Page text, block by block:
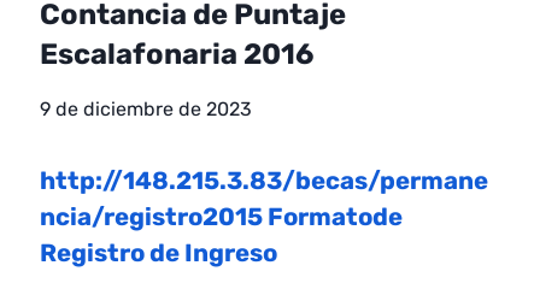
Contancia de Puntaje
Escalafonaria 2016
9 de diciembre de 2023
http://148.215.3.83/becas/permane
ncia/registro2015 Formatode
Registro de Ingreso